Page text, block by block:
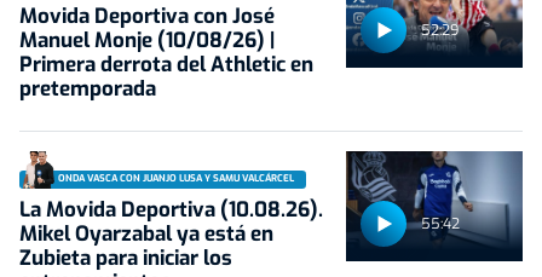
52:29
Movida Deportiva con José
Manuel Monje (10/08/26) |
Primera derrota del Athletic en
pretemporada
55:42
ONDA VASCA CON JUANJO LUSA Y SAMU VALCÁRCEL
La Movida Deportiva (10.08.26).
Mikel Oyarzabal ya está en
Zubieta para iniciar los